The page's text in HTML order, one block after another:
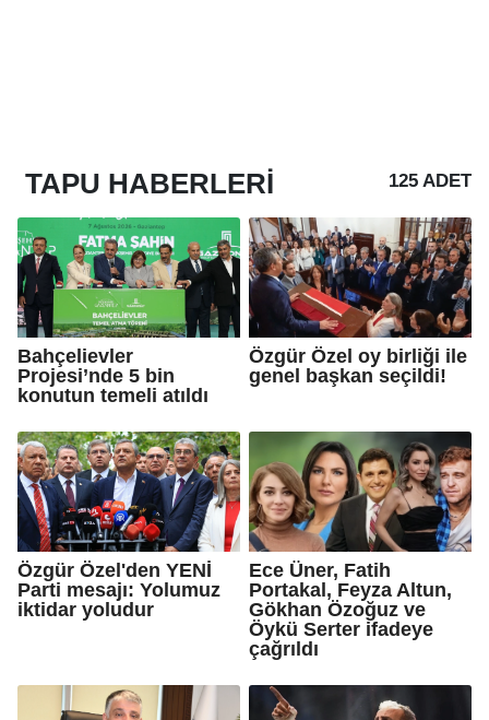
TAPU HABERLERI 125 ADET
Bahçelievler
Projesi’nde 5 bin
konutun temeli atıldı
Özgür Özel oy birliği ile
genel başkan seçildi!
Özgür Özel'den YENİ
Parti mesajı: Yolumuz
iktidar yoludur
Ece Üner, Fatih
Portakal, Feyza Altun,
Gökhan Özoğuz ve
Öykü Serter ifadeye
çağrıldı